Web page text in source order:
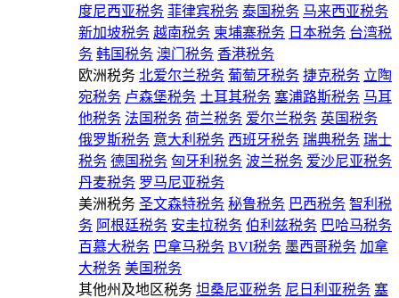
度尼西亚税务 菲律宾税务 泰国税务 马来西亚税务
新加坡税务 越南税务 柬埔寨税务 日本税务 台湾税
务 韩国税务 澳门税务 香港税务
欧洲税务 北爱尔兰税务 葡萄牙税务 捷克税务 立陶
宛税务 卢森堡税务 土耳其税务 塞浦路斯税务 马耳
他税务 法国税务 荷兰税务 爱尔兰税务 英国税务
俄罗斯税务 意大利税务 西班牙税务 瑞典税务 瑞士
税务 德国税务 匈牙利税务 波兰税务 爱沙尼亚税务
丹麦税务 罗马尼亚税务
美洲税务 圣文森特税务 秘鲁税务 巴西税务 智利税
务 阿根廷税务 安圭拉税务 伯利兹税务 巴哈马税务
百慕大税务 巴拿马税务 BVI税务 墨西哥税务 加拿
大税务 美国税务
其他州及地区税务 坦桑尼亚税务 尼日利亚税务 塞